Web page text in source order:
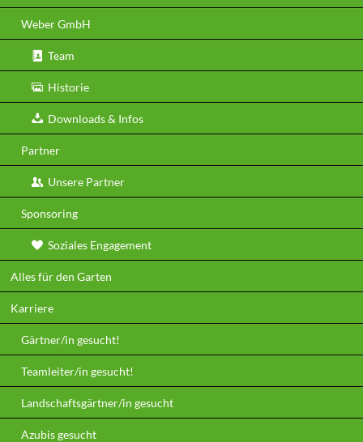
Weber GmbH
Team
Historie
Downloads & Infos
Partner
Unsere Partner
Sponsoring
Soziales Engagement
Alles für den Garten
Karriere
Gärtner/in gesucht!
Teamleiter/in gesucht!
Landschaftsgärtner/in gesucht
Azubis gesucht